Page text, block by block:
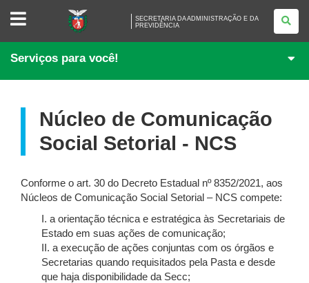
SECRETARIA
ADMINISTRAÇÃO
E
DA
PREVIDÊNCIA
SECRETARIA DA ADMINISTRAÇÃO E DA
PREVIDÊNCIA
Serviços para você!
Núcleo de Comunicação
Social Setorial - NCS
Conforme o art. 30 do Decreto Estadual nº 8352/2021, aos
Núcleos de Comunicação Social Setorial – NCS compete:
I. a orientação técnica e estratégica às Secretariais de
Estado em suas ações de comunicação;
II. a execução de ações conjuntas com os órgãos e
Secretarias quando requisitados pela Pasta e desde
que haja disponibilidade da Secc;